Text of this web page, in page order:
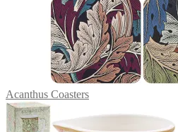
Acanthus Coasters